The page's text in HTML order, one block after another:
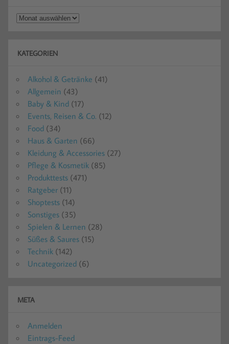
Vergangenes
KATEGORIEN
Alkohol & Getränke (41)
Allgemein (43)
Baby & Kind (17)
Events, Reisen & Co. (12)
Food (34)
Haus & Garten (66)
Kleidung & Accessories (27)
Pflege & Kosmetik (85)
Produkttests (471)
Ratgeber (11)
Shoptests (14)
Sonstiges (35)
Spielen & Lernen (28)
Süßes & Saures (15)
Technik (142)
Uncategorized (6)
META
Anmelden
Eintrags-Feed